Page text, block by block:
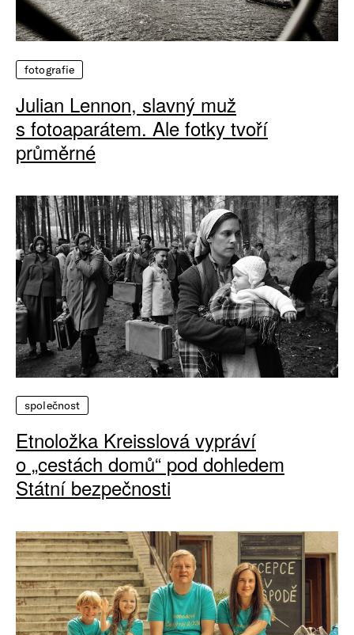
fotografie
Julian Lennon, slavný muž
s fotoaparátem. Ale fotky tvoří
průměrné
společnost
Etnoložka Kreisslová vypráví
o „cestách domů“ pod dohledem
Státní bezpečnosti